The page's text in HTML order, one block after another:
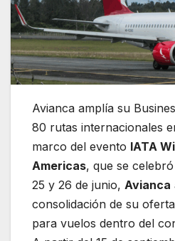
Avianca amplía su
80 rutas internacionales
marco del evento IATA
Americas, que se
25 y 26 de junio, Avianca
consolidación de su
para vuelos dentro del